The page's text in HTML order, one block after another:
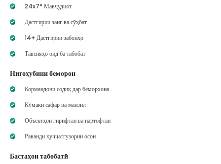
24x7* Мавҷудият
Дастгирии занг ва сӯҳбат
14+ Дастгирии забонҳо
Тавсияҳо оид ба табобат
Нигоҳубини беморон
Кормандони содиқ дар беморхона
Кӯмаки сафар ва манзил
Объектҳои гирифтан ва партофтан
Раванди ҳуҷҷатгузории осон
Бастаҳои табобатӣ